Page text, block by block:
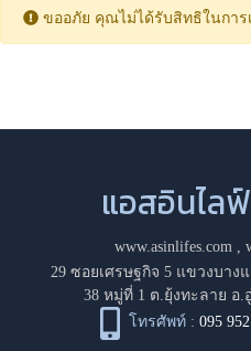
ขออภัย คุณไม่ได้รับสิทธิในกา
แอสอินไล
www.asinlifes.com,
29 ซอยเศรษฐกิจ 5 แขวงบาง
38 หมู่ที่ 1 ต.ยุ้งทะลาย อ.
โทรศัพท์ : 095